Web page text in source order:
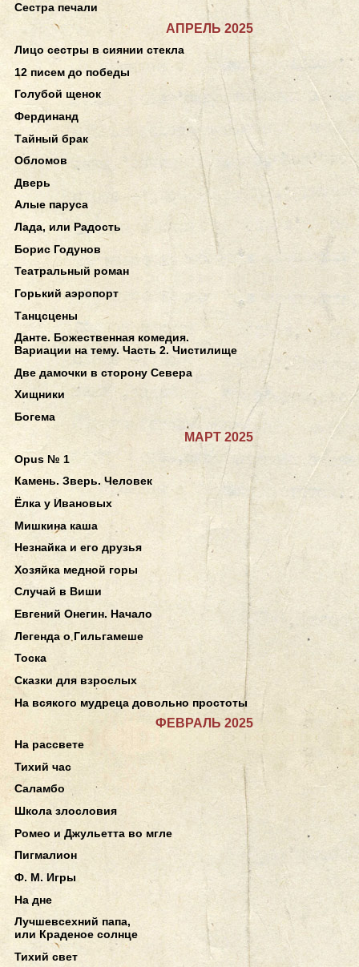
Сестра печали
АПРЕЛЬ 2025
Лицо сестры в сиянии стекла
12 писем до победы
Голубой щенок
Фердинанд
Тайный брак
Обломов
Дверь
Алые паруса
Лада, или Радость
Борис Годунов
Театральный роман
Горький аэропорт
Танцсцены
Данте. Божественная комедия.
Вариации на тему. Часть 2. Чистилище
Две дамочки в сторону Севера
Хищники
Богема
МАРТ 2025
Opus № 1
Камень. Зверь. Человек
Ёлка у Ивановых
Мишкина каша
Незнайка и его друзья
Хозяйка медной горы
Случай в Виши
Евгений Онегин. Начало
Легенда о Гильгамеше
Тоска
Сказки для взрослых
На всякого мудреца довольно простоты
ФЕВРАЛЬ 2025
На рассвете
Тихий час
Саламбо
Школа злословия
Ромео и Джульетта во мгле
Пигмалион
Ф. М. Игры
На дне
Лучшевсехний папа,
или Краденое солнце
Тихий свет